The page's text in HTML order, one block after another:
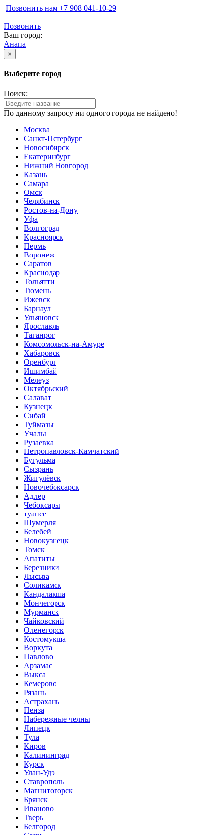
Позвонить нам ‪+7 908 041-10-29
Позвонить
Ваш город:
Анапа
×
Выберите город
Поиск:
По данному запросу ни одного города не найдено!
Москва
Санкт-Петербург
Новосибирск
Екатеринбург
Нижний Новгород
Казань
Самара
Омск
Челябинск
Ростов-на-Дону
Уфа
Волгоград
Красноярск
Пермь
Воронеж
Саратов
Краснодар
Тольятти
Тюмень
Ижевск
Барнаул
Ульяновск
Ярославль
Таганрог
Комсомольск-на-Амуре
Хабаровск
Оренбург
Ишимбай
Мелеуз
Октябрьский
Салават
Кузнецк
Сибай
Туймазы
Учалы
Рузаевка
Петропавловск-Камчатский
Бугульма
Сызрань
Жигулёвск
Новочебоксарск
Адлер
Чебоксары
туапсе
Шумерля
Белебей
Новокузнецк
Томск
Апатиты
Березники
Лысьва
Соликамск
Кандалакша
Мончегорск
Мурманск
Чайковский
Оленегорск
Костомукша
Воркута
Павлово
Арзамас
Выкса
Кемерово
Рязань
Астрахань
Пенза
Набережные челны
Липецк
Тула
Киров
Калининград
Курск
Улан-Удэ
Ставрополь
Магнитогорск
Брянск
Иваново
Тверь
Белгород